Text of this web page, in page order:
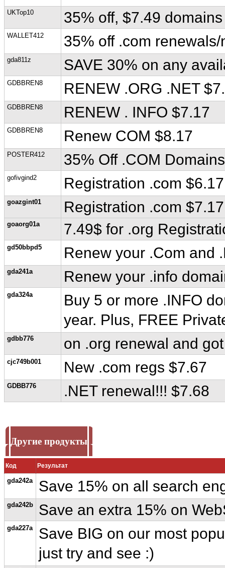
UKTop10 35% off, $7.49
WALLET412 35% off .com
gda811z SAVE 30% on any
GDBBREN8 RENEW .ORG .NET
GDBBREN8 RENEW . INFO $7.17
GDBBREN8 Renew COM $8.17
POSTER412 35% Off .COM Domains
gofivgind2 Registration .com $6.17
goazgint01 Registration .com $7.17
goaorg01a 7.49$ for .org
gd50bbpd5 Renew your .Com and
gda241a Renew your .info
gda324a
Buy 5 or more .INFO
year. Plus, FREE
gdbb776 on .org renewal and
cjc749b001 New .com regs $7.67
GDBB776 .NET renewal!!! $7.68
Другие продукты
Код Результат
gda242a Save 15% on all search
gda242b Save an extra 15% on
gda227a
Save BIG on our most
just try and see :)